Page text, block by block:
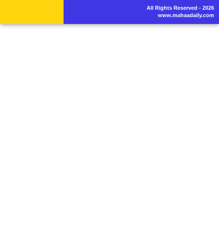
All Rights Reserved - 2026
www.mahaadaily.com